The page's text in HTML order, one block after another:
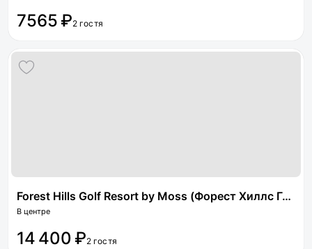
7565 ₽2 гостя
Forest Hills Golf Resort by Moss (Форест Хиллс Гольф Резорт бай Мосс)
В центре
14 400 ₽2 гостя